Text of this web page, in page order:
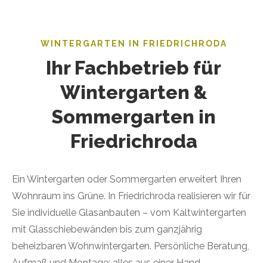
WINTERGARTEN IN FRIEDRICHRODA
Ihr Fachbetrieb für
Wintergarten &
Sommergarten in
Friedrichroda
Ein Wintergarten oder Sommergarten erweitert Ihren
Wohnraum ins Grüne. In Friedrichroda realisieren wir für
Sie individuelle Glasanbauten – vom Kaltwintergarten
mit Glasschiebewänden bis zum ganzjährig
beheizbaren Wohnwintergarten. Persönliche Beratung,